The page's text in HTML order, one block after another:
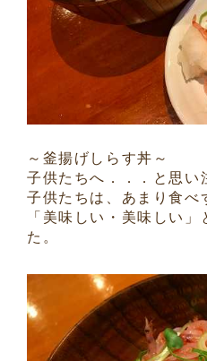
～釜揚げしらす丼～
子供たちへ．．．と思い
子供たちは、あまり食べ
「美味しい・美味しい
た。